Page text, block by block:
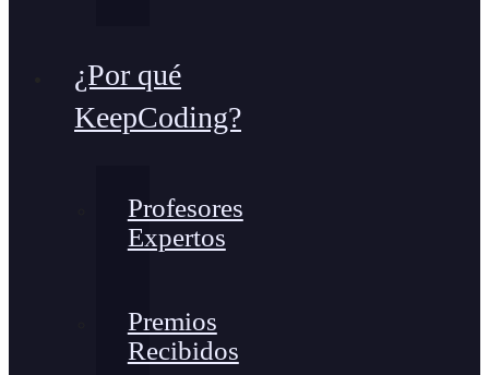
¿Por qué
KeepCoding?
Profesores
Expertos
Premios
Recibidos